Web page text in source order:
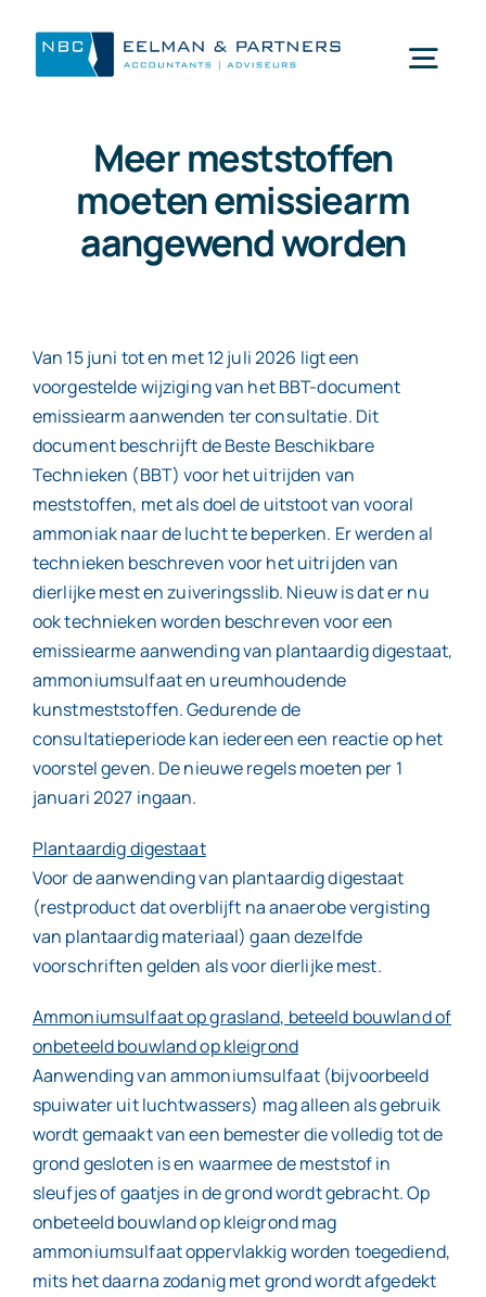
inhoud
Wat doen wij
Wie zijn wij
Nieuws
Werken bij
Contact
Meer meststoffen
moeten emissiearm
aangewend worden
Van 15 juni tot en met 12 juli 2026 ligt een
voorgestelde wijziging van het BBT-document
emissiearm aanwenden ter consultatie. Dit
document beschrijft de Beste Beschikbare
Technieken (BBT) voor het uitrijden van
meststoffen, met als doel de uitstoot van vooral
ammoniak naar de lucht te beperken. Er werden al
technieken beschreven voor het uitrijden van
dierlijke mest en zuiveringsslib. Nieuw is dat er nu
ook technieken worden beschreven voor een
emissiearme aanwending van plantaardig digestaat,
ammoniumsulfaat en ureumhoudende
kunstmeststoffen. Gedurende de
consultatieperiode kan iedereen een reactie op het
voorstel geven. De nieuwe regels moeten per 1
januari 2027 ingaan.
Plantaardig digestaat
Voor de aanwending van plantaardig digestaat
(restproduct dat overblijft na anaerobe vergisting
van plantaardig materiaal) gaan dezelfde
voorschriften gelden als voor dierlijke mest.
Ammoniumsulfaat op grasland, beteeld bouwland of
onbeteeld bouwland op kleigrond
Aanwending van ammoniumsulfaat (bijvoorbeeld
spuiwater uit luchtwassers) mag alleen als gebruik
wordt gemaakt van een bemester die volledig tot de
grond gesloten is en waarmee de meststof in
sleufjes of gaatjes in de grond wordt gebracht. Op
onbeteeld bouwland op kleigrond mag
ammoniumsulfaat oppervlakkig worden toegediend,
mits het daarna zodanig met grond wordt afgedekt